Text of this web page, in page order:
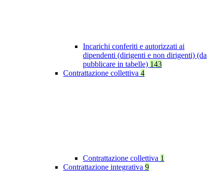
Incarichi conferiti e autorizzati ai
dipendenti (dirigenti e non dirigenti) (da
pubblicare in tabelle) 143
Contrattazione collettiva 4
Contrattazione collettiva 1
Contrattazione integrativa 9